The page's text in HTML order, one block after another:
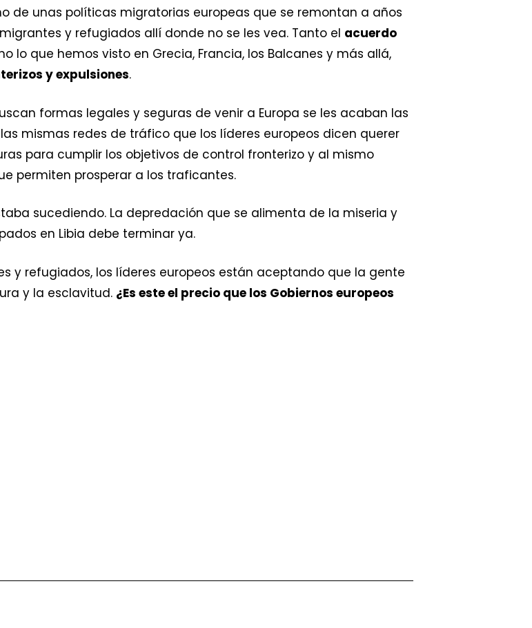
de unas políticas migratorias europeas que se remontan a años
y refugiados allí donde no se les vea. Tanto el acuerdo
lo que hemos visto en Grecia, Francia, los Balcanes y más allá,
y expulsiones.
formas legales y seguras de venir a Europa se les acaban las
mismas redes de tráfico que los líderes europeos dicen querer
para cumplir los objetivos de control fronterizo y al mismo
permiten prosperar a los traficantes.
sucediendo. La depredación que se alimenta de la miseria y
en Libia debe terminar ya.
y refugiados, los líderes europeos están aceptando que la gente
y la esclavitud. ¿Es este el precio que los Gobiernos europeos